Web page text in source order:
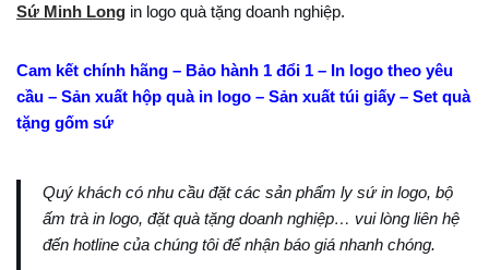
Sứ Minh Long in logo quà tặng doanh nghiệp.
Cam kết chính hãng – Bảo hành 1 đổi 1 – In logo theo yêu
cầu – Sản xuất hộp quà in logo – Sản xuất túi giấy – Set quà
tặng gốm sứ
Quý khách có nhu cầu đặt các sản phẩm ly sứ in logo, bộ
ấm trà in logo, đặt quà tặng doanh nghiệp… vui lòng liên hệ
đến hotline của chúng tôi để nhận báo giá nhanh chóng.